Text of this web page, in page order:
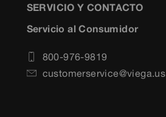
SERVICIO Y CONTACTO
Servicio al Consumidor
800-976-9819
customerservice@viega.us